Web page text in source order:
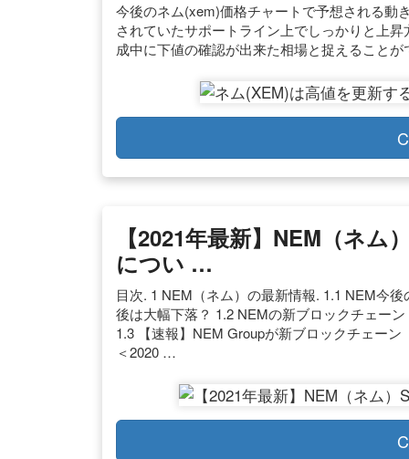
今後のネム(xem)価格チャートで予想される動
されていたサポートライン上でしっかりと上
成中に下値の確認が出来た相場と捉えることが
【2021年最新】NEM（ネ
につい …
目次. 1 NEM（ネム）の最新情報. 1.1 NEM今
後は大幅下落？ 1.2 NEMの新ブロックチェー
1.3 【速報】NEM Groupが新ブロックチェー
＜2020 …